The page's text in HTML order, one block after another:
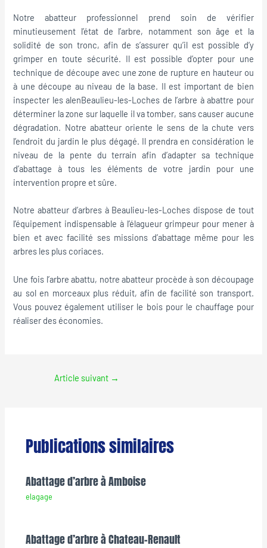
Notre abatteur professionnel prend soin de vérifier
minutieusement l’état de l’arbre, notamment son âge et la
solidité de son tronc, afin de s’assurer qu’il est possible d’y
grimper en toute sécurité. Il est possible d’opter pour une
technique de découpe avec une zone de rupture en hauteur ou
à une découpe au niveau de la base. Il est important de bien
inspecter les alenBeaulieu-les-Loches de l’arbre à abattre pour
déterminer la zone sur laquelle il va tomber, sans causer aucune
dégradation. Notre abatteur oriente le sens de la chute vers
l’endroit du jardin le plus dégagé. Il prendra en considération le
niveau de la pente du terrain afin d’adapter sa technique
d’abattage à tous les éléments de votre jardin pour une
intervention propre et sûre.
Notre abatteur d’arbres à Beaulieu-les-Loches dispose de tout
l’équipement indispensable à l’élagueur grimpeur pour mener à
bien et avec facilité ses missions d’abattage même pour les
arbres les plus coriaces.
Une fois l’arbre abattu, notre abatteur procède à son découpage
au sol en morceaux plus réduit, afin de facilité son transport.
Vous pouvez également utiliser le bois pour le chauffage pour
réaliser des économies.
Article suivant →
Publications similaires
Abattage d’arbre à Amboise
elagage
Abattage d’arbre à Chateau-Renault